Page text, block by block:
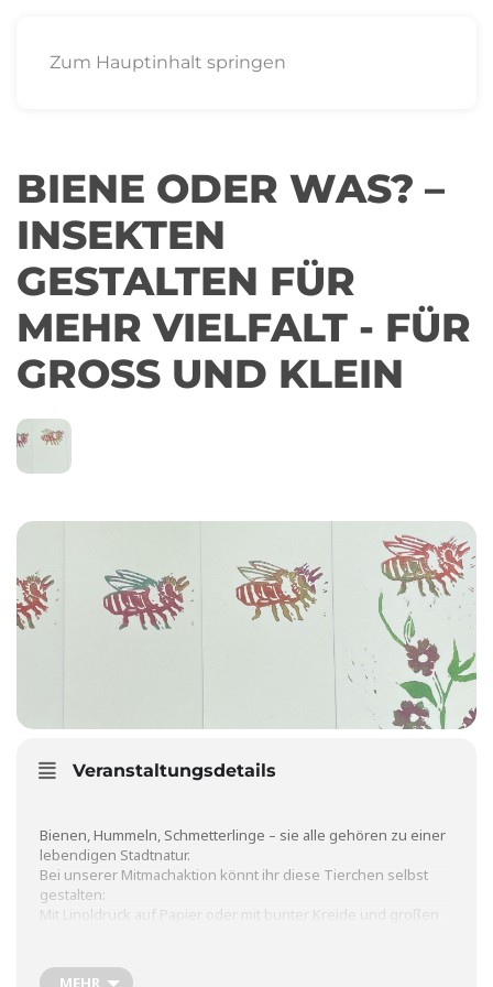
Zum Hauptinhalt springen
BIENE ODER WAS? –
INSEKTEN
GESTALTEN FÜR
MEHR VIELFALT - FÜR
GROSS UND KLEIN
Veranstaltungsdetails
Bienen, Hummeln, Schmetterlinge – sie alle gehören zu einer
lebendigen Stadtnatur.
Bei unserer Mitmachaktion könnt ihr diese Tierchen selbst
gestalten:
Mit Linoldruck auf Papier oder mit bunter Kreide und großen
Ob groß oder klein – alle sind eingeladen, mitzumachen.
MEHR